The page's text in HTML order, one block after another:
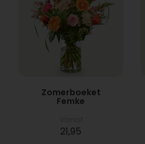
Zomerboeket
Femke
21,95